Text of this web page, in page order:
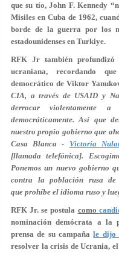
que su tío, John F. Kennedy
Misiles en Cuba de 1962,
borde de la guerra por los
estadounidenses en Turkiye.
RFK Jr también
ucraniana, recordando
democrático de Viktor
CIA, a través de USAID y
derrocar violentamente
democráticamente. Así que
nuestro propio gobierno que
Casa Blanca - Victoria
[llamada telefónica].
Ponemos un nuevo gobierno
contra la población rusa de
que prohíbe el idioma ruso y
RFK Jr. se postula como
nominación demócrata a la
prensa de su campañale dijo
resolver la crisis de Ucrania,